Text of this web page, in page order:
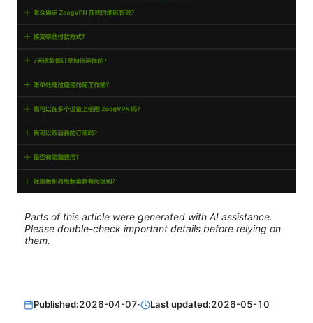
Parts of this article were generated with AI assistance.
Please double-check important details before relying on
them.
Published:2026-04-07· Last updated:2026-05-10